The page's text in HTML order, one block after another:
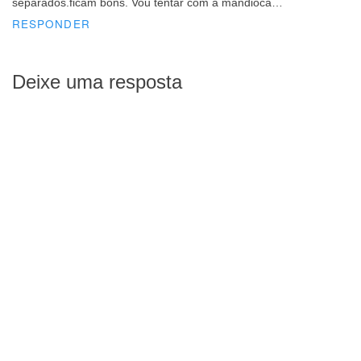
separados.ficam bons. Vou tentar com a mandioca…
RESPONDER
Deixe uma resposta